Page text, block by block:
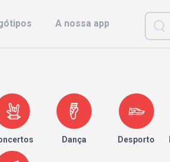
A nossa app
Dança Desporto